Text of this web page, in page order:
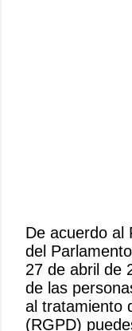
P
u
b
l
i
De acuerdo al
del
27 de abril de
de las
al tratamiento
(RGPD)